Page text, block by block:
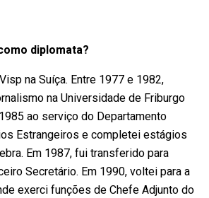
diplomata?
na Suíça. Entre 1977 e 1982,
na Universidade de Friburgo
ao serviço do Departamento
Estrangeiros e completei estágios
Em 1987, fui transferido para
Secretário. Em 1990, voltei para a
exerci funções de Chefe Adjunto do